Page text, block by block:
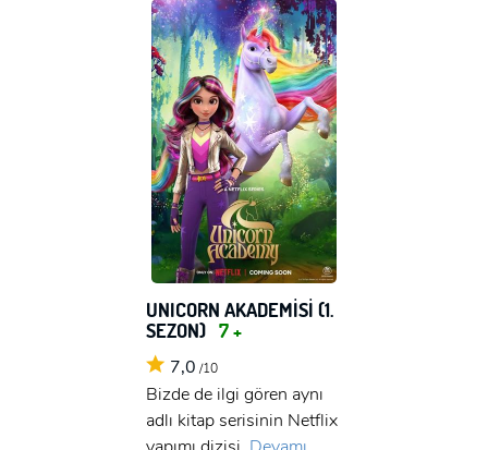
UNICORN AKADEMİSİ (1.
SEZON) 7 +
7,0 /10
Bizde de ilgi gören aynı
adlı kitap serisinin Netflix